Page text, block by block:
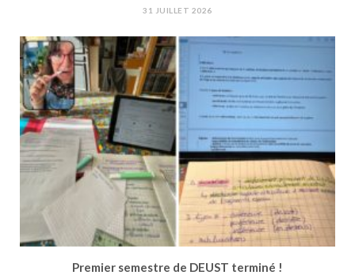
31 JUILLET 2026
Premier semestre de DEUST terminé !